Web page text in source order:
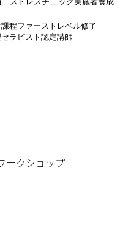
程ファーストレベル修了
ラピスト認定講師
ークショップ